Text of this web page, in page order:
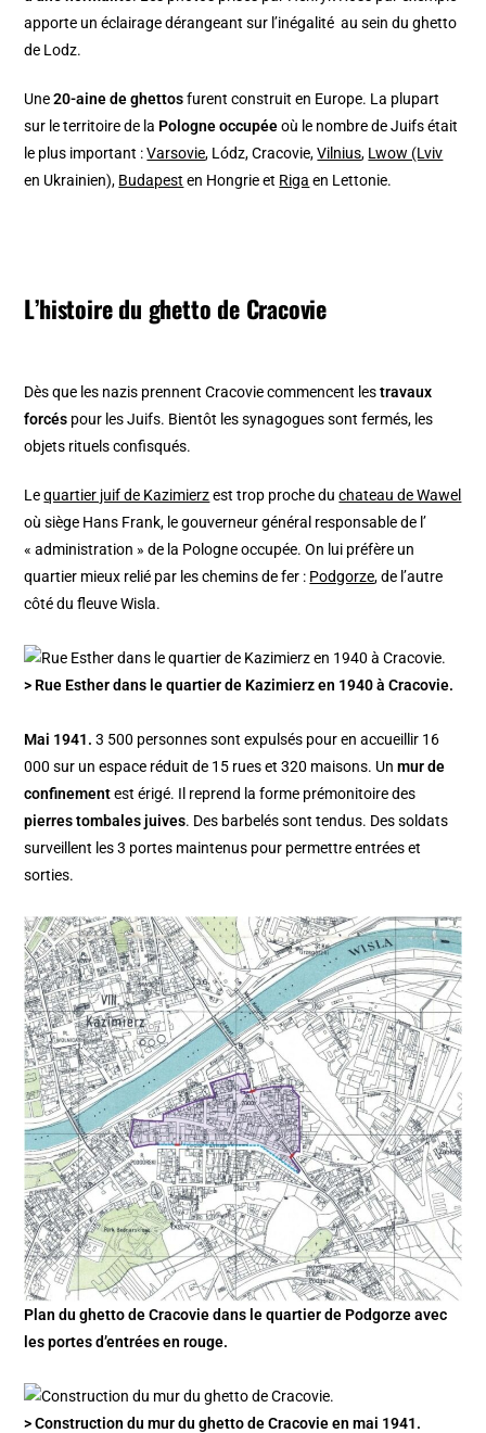
apporte un éclairage dérangeant sur l’inégalité au sein du ghetto
de Lodz.
Une20-aine de ghettosfurent construit en Europe. La plupart
sur le territoire de la Pologne occupéeoù le nombre de Juifs était
le plus important :Varsovie, Lódz, Cracovie,Vilnius, Lwow (Lviv
en Ukrainien), Budapest en Hongrie et Riga en Lettonie.
L’histoire du ghetto de Cracovie
Dès que les nazis prennent Cracovie commencent lestravaux
forcés pour les Juifs. Bientôt les synagogues sont fermés, les
objets rituels confisqués.
Lequartier juif de Kazimierzest trop proche duchateau de Wawel
où siège Hans Frank, le gouverneur général responsable de l’
« administration » de la Pologne occupée. On lui préfère un
quartier mieux relié par les chemins de fer : Podgorze, de l’autre
côté du fleuve Wisla.
> Rue Esther dans le quartier de Kazimierz en 1940 à Cracovie.
Mai 1941. 3 500 personnes sont expulsés pour en accueillir 16
000 sur un espace réduit de 15 rues et 320 maisons. Unmur de
confinementest érigé. Il reprend la forme prémonitoire des
pierres tombales juives. Des barbelés sont tendus. Des soldats
surveillent les 3 portes maintenus pour permettre entrées et
sorties.
Plan du ghetto de Cracovie dans le quartier de Podgorze avec
les portes d’entrées en rouge.
> Construction du mur du ghetto de Cracovie en mai 1941.